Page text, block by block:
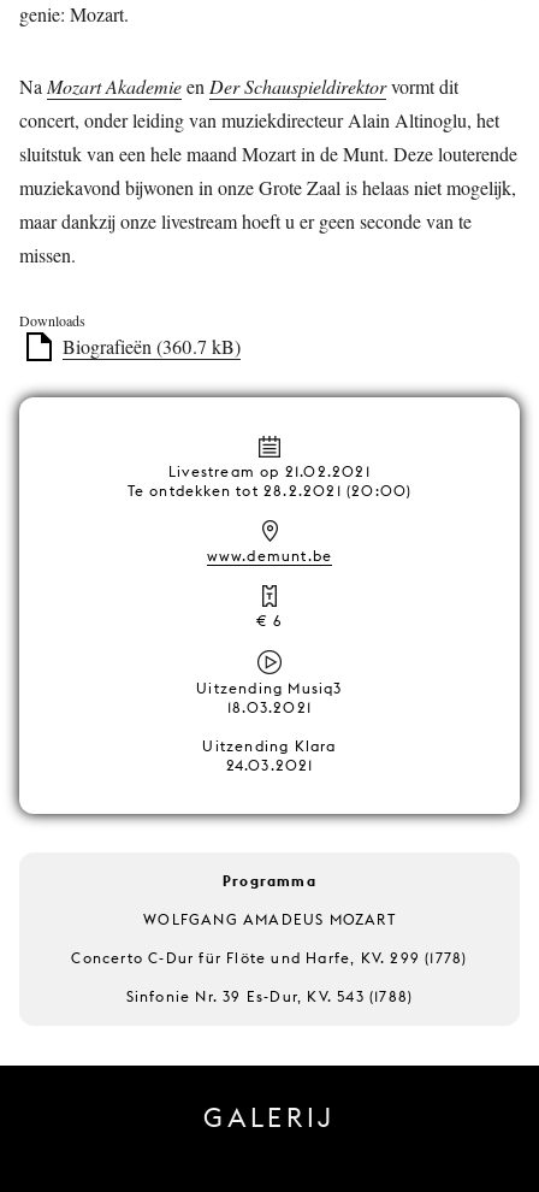
genie: Mozart.
Na Mozart Akademieen Der Schauspieldirektorvormt dit
concert, onder leiding van muziekdirecteur Alain Altinoglu, het
sluitstuk van een hele maand Mozart in de Munt. Deze louterende
muziekavond bijwonen in onze Grote Zaal is helaas niet mogelijk,
maar dankzij onze livestream hoeft u er geen seconde van te
missen.
Downloads
Biografieën (360.7 kB)
Livestream op 21.02.2021
Te ontdekken tot 28.2.2021 (20:00)
www.demunt.be
€ 6
Uitzending Musiq3
18.03.2021
Uitzending Klara
24.03.2021
Programma
WOLFGANG AMADEUS MOZART
Concerto C-Dur für Flöte und Harfe, KV. 299 (1778)
Sinfonie Nr. 39 Es-Dur, KV. 543 (1788)
GALERIJ